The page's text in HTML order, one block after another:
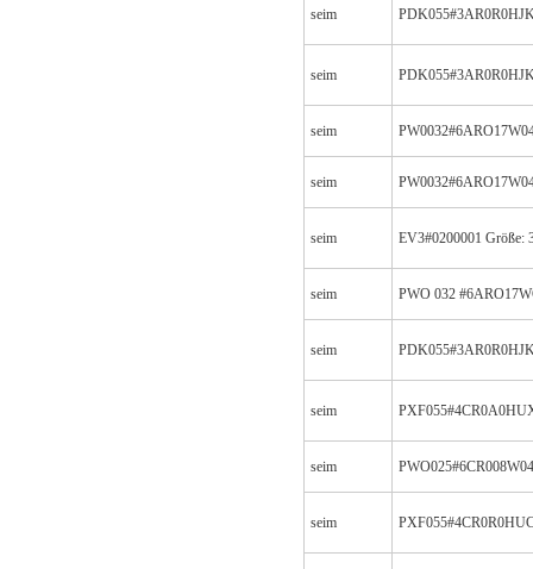
seim
seim
seim
seim
seim EV3#0200001 Größe:
seim PWO 032
seim
seim
seim
seim